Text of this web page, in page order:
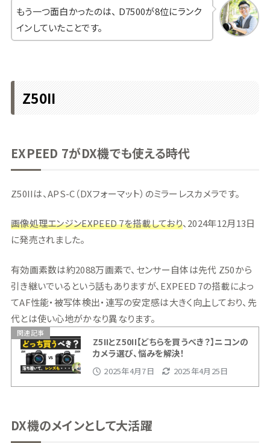
もう一つ面白かったのは、 D7500が8位にランク
インしていたことです。
Z50II
EXPEED 7がDX機でも使える時代
Z50IIは、APS-C（DXフォーマット）のミラーレスカメラです。
画像処理エンジンEXPEED 7を搭載しており、2024年12月13日
に発売されました。
有効画素数は約2088万画素で、センサー自体は先代 Z50から
引き継いでいるという話もありますが、EXPEED 7の搭載によっ
てAF性能・被写体検出・連写の安定感は大きく向上しており、先
代とは使い心地がかなり異なります。
関連記事
Z5IIとZ50II【どちらを買うべき？】ニコンの
カメラ選び、悩みを解決！
2025年4月7日 2025年4月25日
DX機のメインとして大活躍